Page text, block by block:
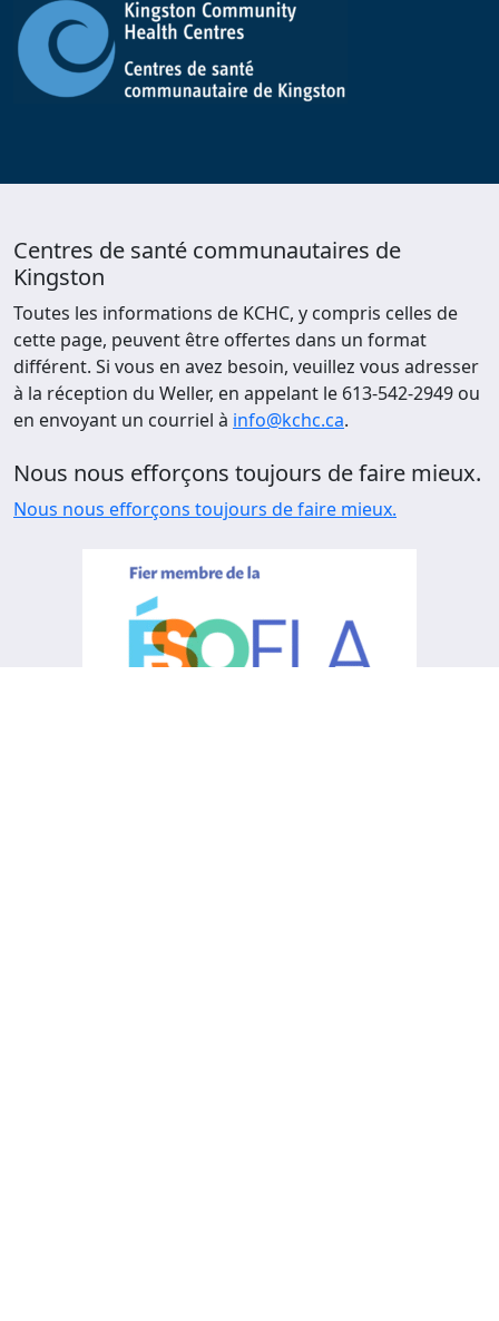
Centres de santé communautaires de
Kingston
Toutes les informations de KCHC, y compris celles de
cette page, peuvent être offertes dans un format
différent. Si vous en avez besoin, veuillez vous adresser
à la réception du Weller, en appelant le 613-542-2949 ou
en envoyant un courriel à info@kchc.ca.
Nous nous efforçons toujours de faire mieux.
Nous nous efforçons toujours de faire mieux.